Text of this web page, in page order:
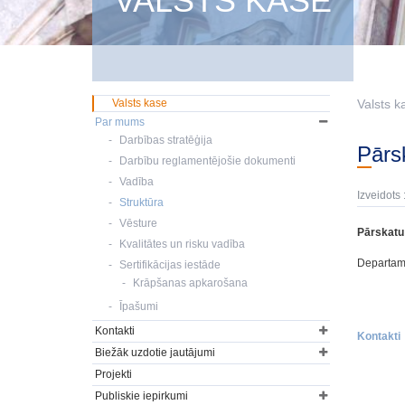
Valsts
Kontakti
Valsts kase
Par mums
Darbības stratēģija
Darbību reglamentējošie dokumenti
Vadība
Struktūra
Vēsture
Kvalitātes un risku vadība
Sertifikācijas iestāde
Krāpšanas apkarošana
Īpašumi
Kontakti
Biežāk uzdotie jautājumi
Projekti
Publiskie iepirkumi